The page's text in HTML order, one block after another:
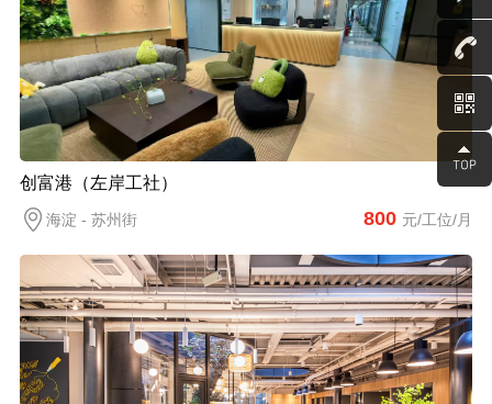
创富港（左岸工社）
海淀 - 苏州街 800 元/工位/月